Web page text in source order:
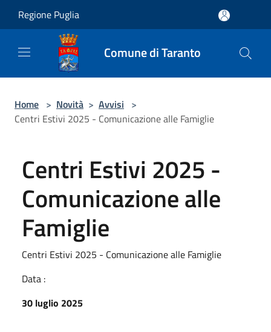
Regione Puglia
Comune di Taranto
Home > Novità > Avvisi >
Centri Estivi 2025 - Comunicazione alle Famiglie
Centri Estivi 2025 -
Comunicazione alle
Famiglie
Centri Estivi 2025 - Comunicazione alle Famiglie
Data :
30 luglio 2025